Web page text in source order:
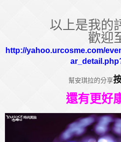
以上是我的
歡迎
http://yahoo.urcosme.com/
幫安琪拉的分享
還有更好